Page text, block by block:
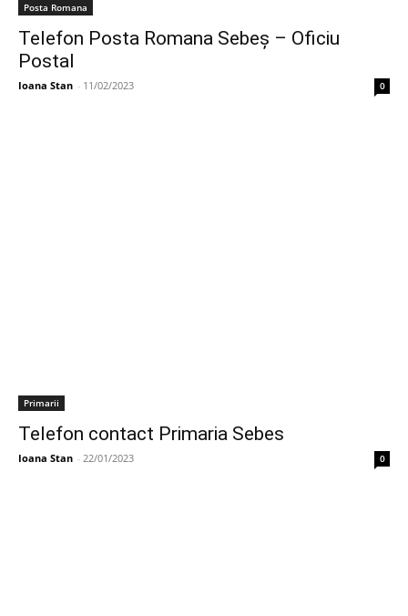
Posta Romana
Telefon Posta Romana Sebeş – Oficiu
Postal
Ioana Stan - 11/02/2023 0
Primarii
Telefon contact Primaria Sebes
Ioana Stan - 22/01/2023 0